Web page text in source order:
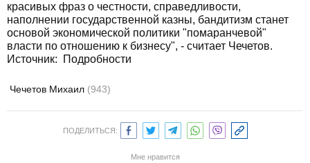
красивых фраз о честности, справедливости,
наполнении государственной казны, бандитизм станет
основой экономической политики "помаранчевой"
власти по отношению к бизнесу", - считает Чечетов.
Источник:
Подробности
Чечетов Михаил (943)
ПОДЕЛИТЬСЯ:
Мне нравится